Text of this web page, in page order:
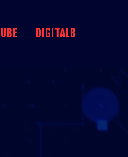
DIGITALB